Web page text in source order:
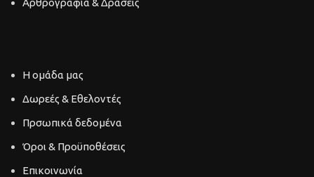
Αρθρογραφία & Δράσεις
Η ομάδα μας
Δωρεές & Εθελοντές
Πρσωπικά δεδομένα
Όροι & Προϋποθέσεις
Επικοινωνία